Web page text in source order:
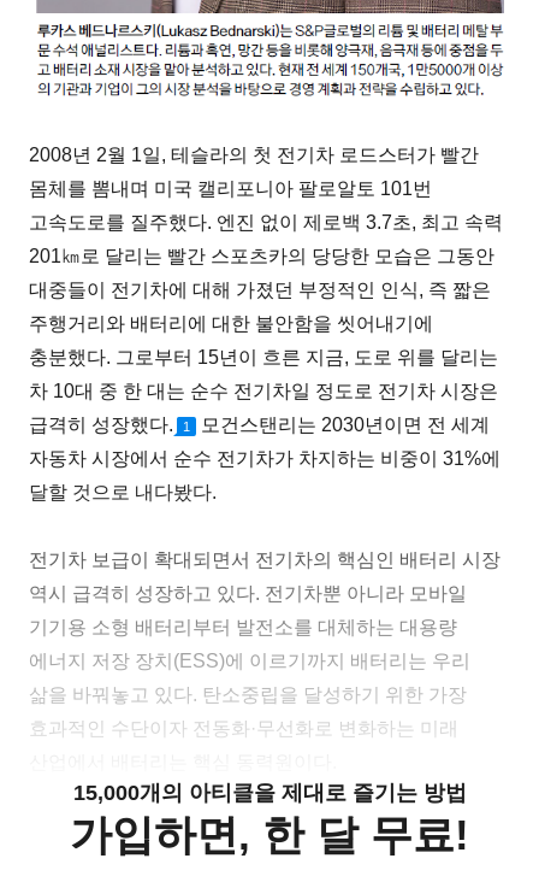
2008년 2월 1일, 테슬라의 첫 전기차 로드스터가 빨간
몸체를 뽐내며 미국 캘리포니아 팔로알토 101번
고속도로를 질주했다. 엔진 없이 제로백 3.7초, 최고 속력
201㎞로 달리는 빨간 스포츠카의 당당한 모습은 그동안
대중들이 전기차에 대해 가졌던 부정적인 인식, 즉 짧은
주행거리와 배터리에 대한 불안함을 씻어내기에
충분했다. 그로부터 15년이 흐른 지금, 도로 위를 달리는
차 10대 중 한 대는 순수 전기차일 정도로 전기차 시장은
급격히 성장했다.
1
모건스탠리는 2030년이면 전 세계
자동차 시장에서 순수 전기차가 차지하는 비중이 31%에
달할 것으로 내다봤다.
전기차 보급이 확대되면서 전기차의 핵심인 배터리 시장
역시 급격히 성장하고 있다. 전기차뿐 아니라 모바일
기기용 소형 배터리부터 발전소를 대체하는 대용량
에너지 저장 장치(ESS)에 이르기까지 배터리는 우리
삶을 바꿔놓고 있다. 탄소중립을 달성하기 위한 가장
효과적인 수단이자 전동화·무선화로 변화하는 미래
15,000개의 아티클을 제대로 즐기는 방법
가입하면, 한 달 무료!